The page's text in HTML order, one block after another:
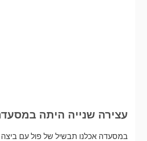
עצירה שנייה היתה
במסעדה אכלנו תבשיל של פול עם ביצה